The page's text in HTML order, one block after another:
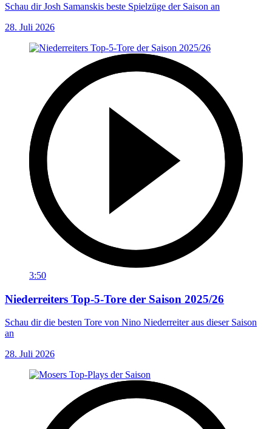
Schau dir Josh Samanskis beste Spielzüge der Saison an
28. Juli 2026
3:50
Niederreiters Top-5-Tore der Saison 2025/26
Schau dir die besten Tore von Nino Niederreiter aus dieser Saison
an
28. Juli 2026